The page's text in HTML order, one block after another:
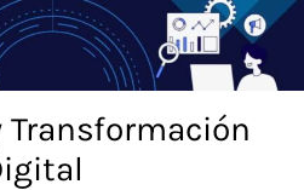
Transformación